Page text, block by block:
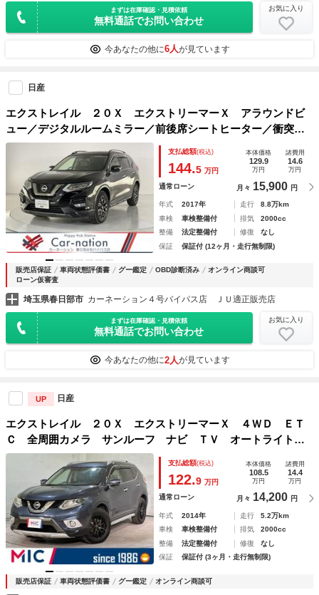
まずは在庫確認・見積依頼
無料通話でお問い合わせ
お気に入り
今あなたの他に6人が見ています
日産
エクストレイル ２０Ｘ エクストリーマーＸ アラウンドビ
ュー／デジタルルームミラー／前後席シートヒーター／衝突軽
減ブレーキ／踏み間違い防止／車線逸脱警報／ＬＥＤヘッドラ
ンプ／前後ソナー／防水シート／オートバックドア／純正９型
ナビ／ＥＴＣ
支払総額(税込)
144.5 万円
本体価格
129.9
万円
諸費用
14.6
万円
通常ローン 月々 15,900 円
年式 2017年 走行
8.8万km
車検
車検整備付 排気
2000cc
整備
法定整備付 修復
なし
保証
保証付 (12ヶ月・走行無制限)
販売店保証 車両状態評価書 グー鑑定 OBD診断済み
オンライン商談可
ローン仮審査
埼玉県春日部市 カーネーション４号バイパス店 ＪＵ適正販売店
まずは在庫確認・見積依頼
無料通話でお問い合わせ
お気に入り
今あなたの他に2人が見ています
UP 日産
エクストレイル ２０Ｘ エクストリーマーＸ ４ＷＤ ＥＴ
Ｃ 全周囲カメラ サンルーフ ナビ ＴＶ オートライト
アルミホイール スマートキー アイドリングストップ 電動
格納ミラー シートヒーター ＣＶＴ 衝突安全ボディ ＡＢ
Ｓ パワーウインドウ
支払総額(税込)
122.9 万円
本体価格
108.5
万円
諸費用
14.4
万円
通常ローン 月々 14,200 円
年式 2014年 走行
5.2万km
車検
車検整備付 排気
2000cc
整備
法定整備付 修復
なし
保証
保証付 (3ヶ月・走行無制限)
販売店保証 車両状態評価書 グー鑑定 オンライン商談可